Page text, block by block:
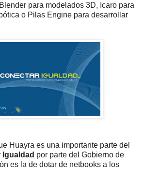
para modelados 3D, Icaro para
o Pilas Engine para desarrollar
Huayra es una importante parte del
por parte del Gobierno de
es la de dotar de netbooks a los